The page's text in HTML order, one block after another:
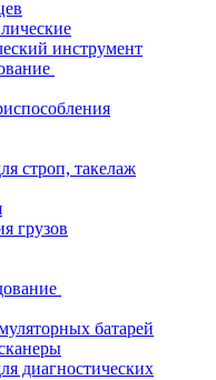
инструмент
строп, такелаж
грузов
батарей
диагностических